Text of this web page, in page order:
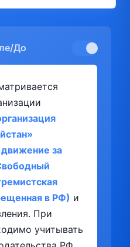
До
за
в РФ) и
При
учитывать